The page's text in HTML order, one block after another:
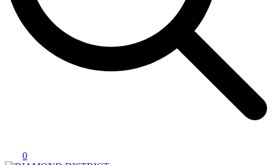
0